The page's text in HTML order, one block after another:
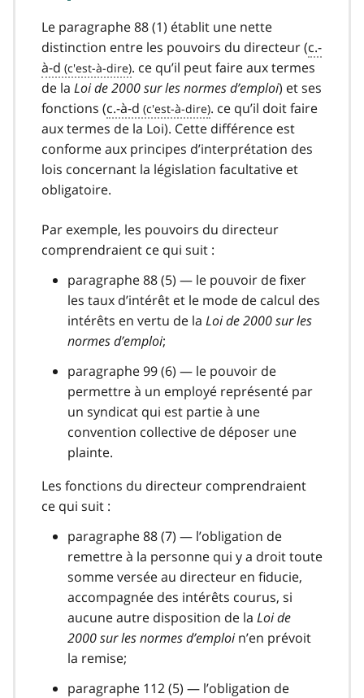
Le paragraphe 88 (1) établit une nette
distinction entre les pouvoirs du directeur (c.-
à-d
. ce qu’il peut faire aux termes
de la Loi de 2000 sur les normes d’emploi) et ses
fonctions (c.-à-d
. ce qu’il doit faire
aux termes de la Loi). Cette différence est
conforme aux principes d’interprétation des
lois concernant la législation facultative et
obligatoire.
Par exemple, les pouvoirs du directeur
comprendraient ce qui suit :
paragraphe 88 (5) — le pouvoir de fixer
les taux d’intérêt et le mode de calcul des
intérêts en vertu de la Loi de 2000 sur les
normes d’emploi;
paragraphe 99 (6) — le pouvoir de
permettre à un employé représenté par
un syndicat qui est partie à une
convention collective de déposer une
plainte.
Les fonctions du directeur comprendraient
ce qui suit :
paragraphe 88 (7) — l’obligation de
remettre à la personne qui y a droit toute
somme versée au directeur en fiducie,
accompagnée des intérêts courus, si
aucune autre disposition de la Loi de
2000 sur les normes d’emploin’en prévoit
la remise;
paragraphe 112 (5) — l’obligation de